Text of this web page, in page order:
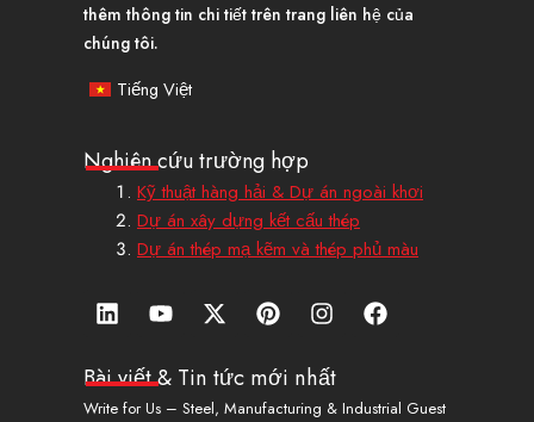
thêm thông tin chi tiết trên trang liên hệ của
chúng tôi.
Tiếng Việt
Nghiên cứu trường hợp
Kỹ thuật hàng hải & Dự án ngoài khơi
Dự án xây dựng kết cấu thép
Dự án thép mạ kẽm và thép phủ màu
L
i
k
e
Y
o
t
X
-
w
i
P
i
t
e
I
n
t
a
F
a
b
Bài viết & Tin tức mới nhất
Write for Us – Steel, Manufacturing & Industrial Guest